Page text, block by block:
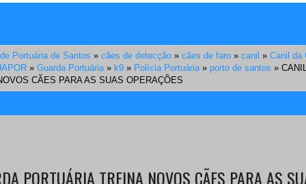
Portuária de Santos » cães de detecção » cães de faro » canil » Canil da
» Guarda Portuária» k9 » Polícia Portuária» porto de santos »
CÃES PARA AS SUAS OPERAÇÕES
PORTUÁRIA TREINA NOVOS CÃES PARA AS